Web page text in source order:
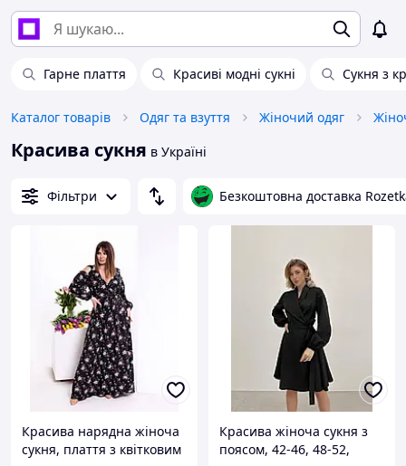
Гарне плаття Красиві модні сукні Сукня з
Каталог товарів Одяг та взуття Жіночий одяг
Красива сукня в Україні
Фільтри Безкоштовна доставка
Красива нарядна жіноча
сукня, плаття з квітковим
Красива жіноча сукня з
поясом, 42-46, 48-52,